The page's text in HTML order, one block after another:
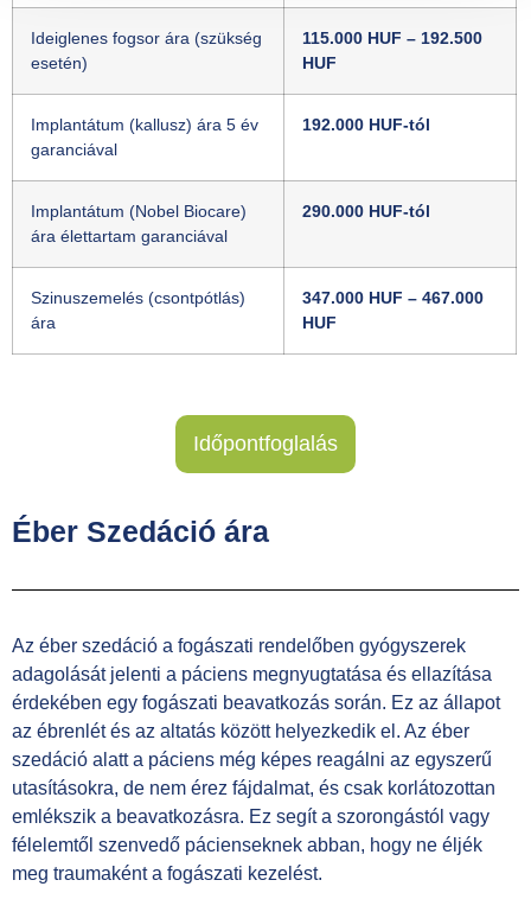
Ideiglenes fogsor ára (szükség
esetén)
115.000 HUF – 192.500
HUF
Implantátum (kallusz) ára 5 év
garanciával
192.000 HUF-tól
Implantátum (Nobel Biocare)
ára élettartam garanciával
290.000 HUF-tól
Szinuszemelés (csontpótlás)
ára
347.000 HUF – 467.000
HUF
Időpontfoglalás
Éber Szedáció ára
Az éber szedáció a fogászati ​​rendelőben gyógyszerek
adagolását jelenti a páciens megnyugtatása és ellazítása
érdekében egy fogászati ​​beavatkozás során. Ez az állapot
az ébrenlét és az altatás között helyezkedik el. Az éber
szedáció alatt a páciens még képes reagálni az egyszerű
utasításokra, de nem érez fájdalmat, és csak korlátozottan
emlékszik a beavatkozásra. Ez segít a szorongástól vagy
félelemtől szenvedő pácienseknek abban, hogy ne éljék
meg traumaként a fogászati ​​kezelést.